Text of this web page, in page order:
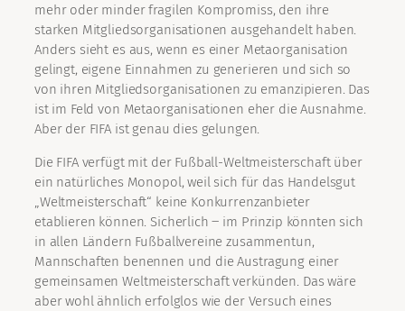
mehr oder minder fragilen Kompromiss, den ihre
starken Mitgliedsorganisationen ausgehandelt haben.
Anders sieht es aus, wenn es einer Metaorganisation
gelingt, eigene Einnahmen zu generieren und sich so
von ihren Mitgliedsorganisationen zu emanzipieren. Das
ist im Feld von Metaorganisationen eher die Ausnahme.
Aber der FIFA ist genau dies gelungen.
Die FIFA verfügt mit der Fußball-Weltmeisterschaft über
ein natürliches Monopol, weil sich für das Handelsgut
„Weltmeisterschaft“ keine Konkurrenzanbieter
etablieren können. Sicherlich ‒ im Prinzip könnten sich
in allen Ländern Fußballvereine zusammentun,
Mannschaften benennen und die Austragung einer
gemeinsamen Weltmeisterschaft verkünden. Das wäre
aber wohl ähnlich erfolglos wie der Versuch eines